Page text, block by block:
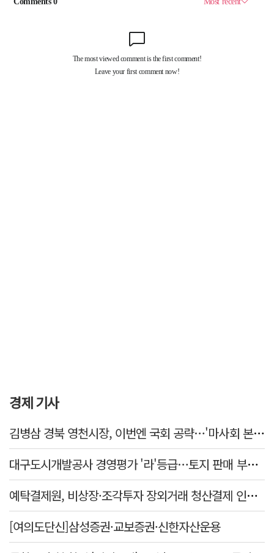
경제 기사
김병삼 경북 영천시장, 이번엔 국회 공략…'마사회 본사 이전·광역교통망 확충' 요청
대구도시개발공사 경영평가 '라'등급…토지 판매 부진에 1년 만에 두 단계 '뚝'
예탁결제원, 비상장·조각투자 장외거래 청산결제 인프라 구축 착수…연내 가동
[여의도단신]삼성증권·교보증권·신한자산운용